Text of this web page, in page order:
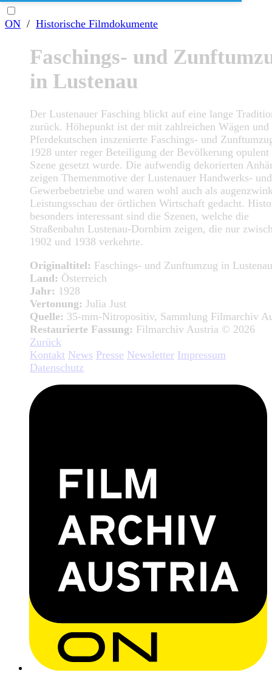
ON / Historische Filmdokumente
Faschings- und
in Lustenau
Der Lustenauer Fasching blickt auf eine lange
zurück. Höhepunkt ist der mit zahlreichen Wägen und
Pferdekutschen inszenierte Faschings- und
1928 unter reger Beteiligung der Bevölkerung opulent
Szene gesetzt wurde. Die aufwendig dekorierten
zeigen Themenmotive der Lustenauer Handwerks- und
Gewerbebetriebe und waren wohl auch als
Leistungsschau der örtlichen Wirtschaft gedacht.
besonders interessant sind die Szenen, welche die
Straßenbahn Lustenau-Dornbirn zeigen, die nur
1902 und 1938 verkehrte.
Originaltitel: Faschings- und Zunftumzug in
Land: Österreich
Jahr: 1928
Vertonung: Julia Just
Quelle: 35-mm-Nitropositiv, Sammlung Filmarchiv
Restaurierte Fassung: Filmarchiv Austria © 2026
Zurück
Kontakt News Presse Newsletter Impressum
Datenschutz